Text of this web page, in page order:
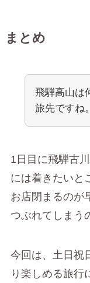
まとめ
飛騨高山は
旅先ですね。
1日目に飛騨古
には着きたいと
お店閉まるのが
つぶれてしまう
今回は、土日祝
り楽しめる旅行